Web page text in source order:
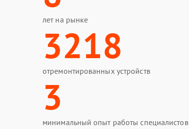
лет на рынке
3218
отремонтированных устройств
3
минимальный опыт работы специалистов